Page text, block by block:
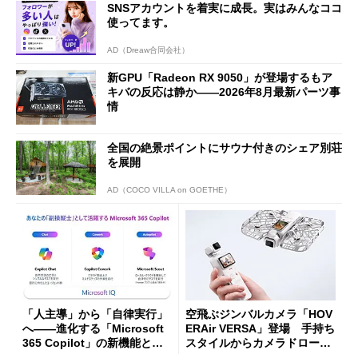
SNSアカウントを着実に成長。実はみんなココ
使ってます。
AD（Dreaw合同会社）
新GPU「Radeon RX 9050」が登場するもア
キバの反応は静か――2026年8月最新パーツ事
情
全国の絶景ポイントにサウナ付きのシェア別荘
を展開
AD（COCO VILLA on GOETHE）
「人主導」から「自律実行」
へ――進化する「Microsoft
365 Copilot」の新機能とエ
空飛ぶジンバルカメラ「HOV
ERAir VERSA」登場 手持ち
スタイルからカメラドローン